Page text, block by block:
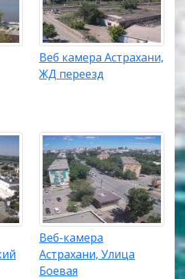
Веб камера Астрахани,
ЖД переезд
Веб-камера
Астрахани, Улица
Боевая